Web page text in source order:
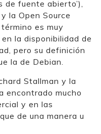
de fuente abierto’),
la Open Source
es muy
la disponibilidad de
pero su definición
la de Debian.
Stallman y la
encontrado mucho
y en las
de una manera u